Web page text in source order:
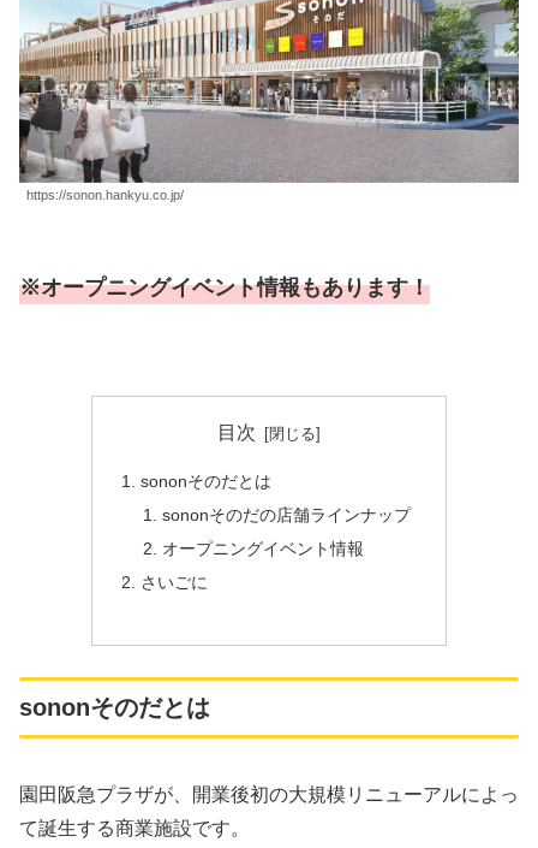
https://sonon.hankyu.co.jp/
※オープニングイベント情報もあります！
目次
sononそのだとは
sononそのだの店舗ラインナップ
オープニングイベント情報
さいごに
sononそのだとは
園田阪急プラザが、開業後初の大規模リニューアルによっ
て誕生する商業施設です。